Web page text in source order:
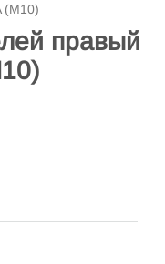
(M10)
правый